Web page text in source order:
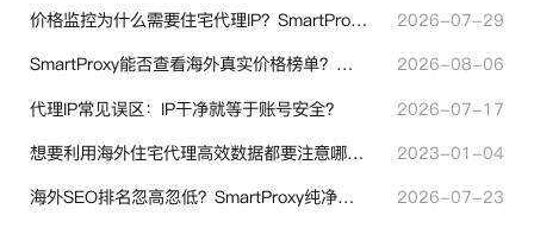
价格监控为什么需要住宅代理IP？SmartProxy助力跨境商家实现全球竞品数据采集
2026-07-29
SmartProxy能否查看海外真实价格榜单？跨境选品代理IP实用解读
2026-08-06
代理IP常见误区：IP干净就等于账号安全？
2026-07-17
想要利用海外住宅代理高效数据都要注意哪些地方？
2023-01-04
海外SEO排名忽高忽低？SmartProxy纯净住宅IP助力站点权重稳定
2026-07-23